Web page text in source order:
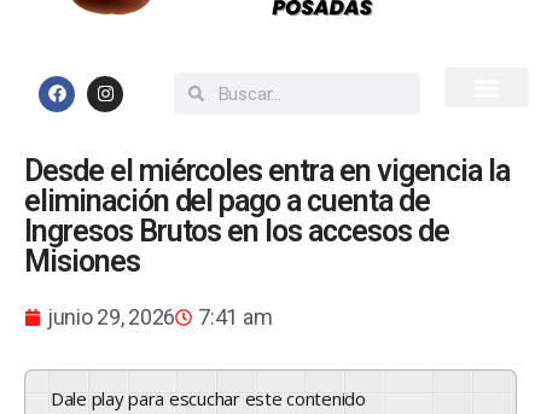
Desde el miércoles entra en vigencia la
eliminación del pago a cuenta de
Ingresos Brutos en los accesos de
Misiones
junio 29, 2026 7:41 am
Dale play para escuchar este contenido